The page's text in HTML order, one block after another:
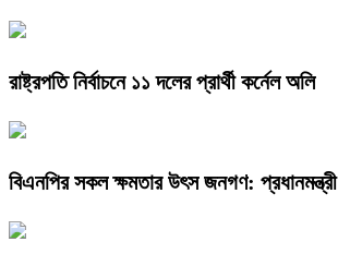
রাষ্ট্রপতি নির্বাচনে ১১ দলের প্রার্থী কর্নেল অলি
বিএনপির সকল ক্ষমতার উৎস জনগণ: প্রধানমন্ত্রী